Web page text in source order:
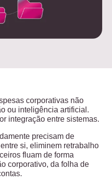
corporativas não
ou inteligência artificial.
integração entre sistemas.
precisam de
si, eliminem retrabalho
fluam de forma
corporativo, da folha de